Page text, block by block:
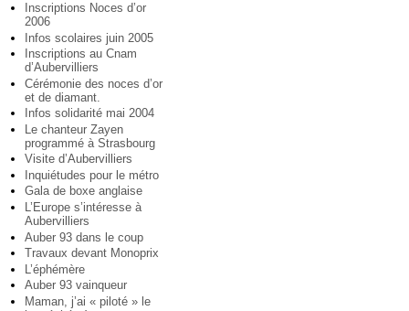
Inscriptions Noces d’or
2006
Infos scolaires juin 2005
Inscriptions au Cnam
d’Aubervilliers
Cérémonie des noces d’or
et de diamant.
Infos solidarité mai 2004
Le chanteur Zayen
programmé à Strasbourg
Visite d’Aubervilliers
Inquiétudes pour le métro
Gala de boxe anglaise
L’Europe s’intéresse à
Aubervilliers
Auber 93 dans le coup
Travaux devant Monoprix
L’éphémère
Auber 93 vainqueur
Maman, j’ai « piloté » le